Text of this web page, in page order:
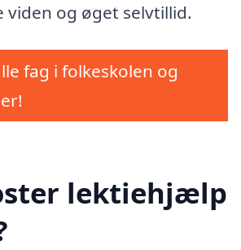
viden og øget selvtillid.
fag i folkeskolen og
lektiehjælp